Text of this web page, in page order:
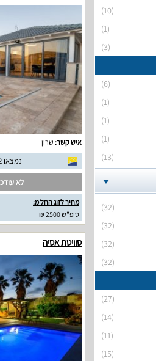
(10)
(1)
(3)
(6)
(1)
(1)
(1)
(13)
(32)
(32)
(32)
(32)
(27)
(14)
(11)
(15)
איש קשר: שרון
נמצאו 12 חוות דעת אמיתיות
לא
מחיר לזוג החל מ:
סופ"ש 2500 ₪
סוויטת אסיה